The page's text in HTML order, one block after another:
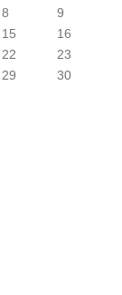
8
9
15
16
22
23
29
30